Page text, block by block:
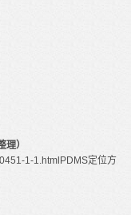
）
1-1.htmlPDMS定位方